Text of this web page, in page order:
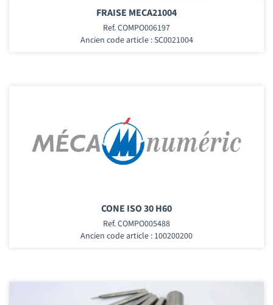
FRAISE MECA21004
Ref. COMPO006197
Ancien code article : SC0021004
CONE ISO 30 H60
Ref. COMPO005488
Ancien code article : 100200200